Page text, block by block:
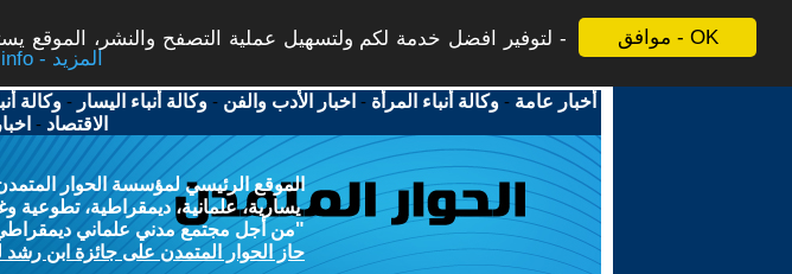
موافق - OK
لتوفير افضل خدمة لكم ولتسهيل عملية التصفح والنشر، الموقع
More info - المزيد
أخبار عامة -وكالة أنباء المرأة - اخبار الأدب والفن -وكالة أنباء اليسار -وكالة
الاقتصاد -
الموقع الرئيسي لمؤسسة الحوار
يسارية، علمانية، ديمقراطية، تطوعية
"من أجل مجتمع مدني علماني ديمقراطي
حاز الحوار المتمدن على جائزة ابن رشد